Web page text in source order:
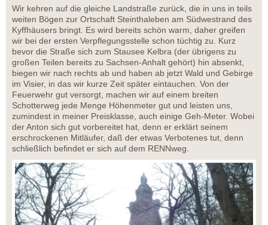
Wir kehren auf die gleiche Landstraße zurück, die in uns in teils
weiten Bögen zur Ortschaft Steinthaleben am Südwestrand des
Kyffhäusers bringt. Es wird bereits schön warm, daher greifen
wir bei der ersten Verpflegungsstelle schon tüchtig zu. Kurz
bevor die Straße sich zum Stausee Kelbra (der übrigens zu
großen Teilen bereits zu Sachsen-Anhalt gehört) hin absenkt,
biegen wir nach rechts ab und haben ab jetzt Wald und Gebirge
im Visier, in das wir kurze Zeit später eintauchen. Von der
Feuerwehr gut versorgt, machen wir auf einem breiten
Schotterweg jede Menge Höhenmeter gut und leisten uns,
zumindest in meiner Preisklasse, auch einige Geh-Meter. Wobei
der Anton sich gut vorbereitet hat, denn er erklärt seinem
erschrockenen Mitläufer, daß der etwas Verbotenes tut, denn
schließlich befindet er sich auf dem RENNweg.